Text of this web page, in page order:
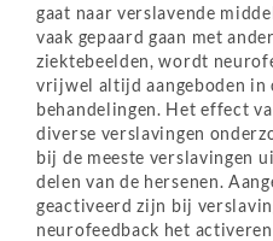
gaat naar verslavende
vaak gepaard gaan met
ziektebeelden, wordt
vrijwel altijd aangeboden in
behandelingen. Het effect
diverse verslavingen
bij de meeste verslavingen
delen van de hersenen.
geactiveerd zijn bij
neurofeedback het